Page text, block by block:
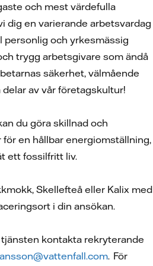
och mest värdefulla
dig en varierande arbetsvardag
och yrkesmässig
trygg arbetsgivare som ändå
säkerhet, välmående
av vår företagskultur!
du göra skillnad och
en hållbar energiomställning,
ett fossilfritt liv.
Skellefteå eller Kalix med
i din ansökan.
kontakta rekryterande
. För